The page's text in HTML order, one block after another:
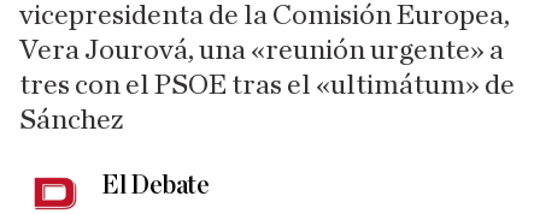
vicepresidenta de la Comisión Europea,
Vera Jourová, una «reunión urgente» a
tres con el PSOE tras el «ultimátum» de
Sánchez
El Debate